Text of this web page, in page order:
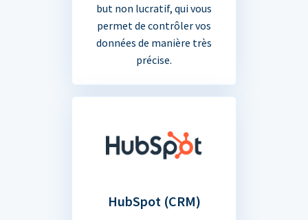
but non lucratif, qui vous
permet de contrôler vos
données de manière très
précise.
HubSpot (CRM)